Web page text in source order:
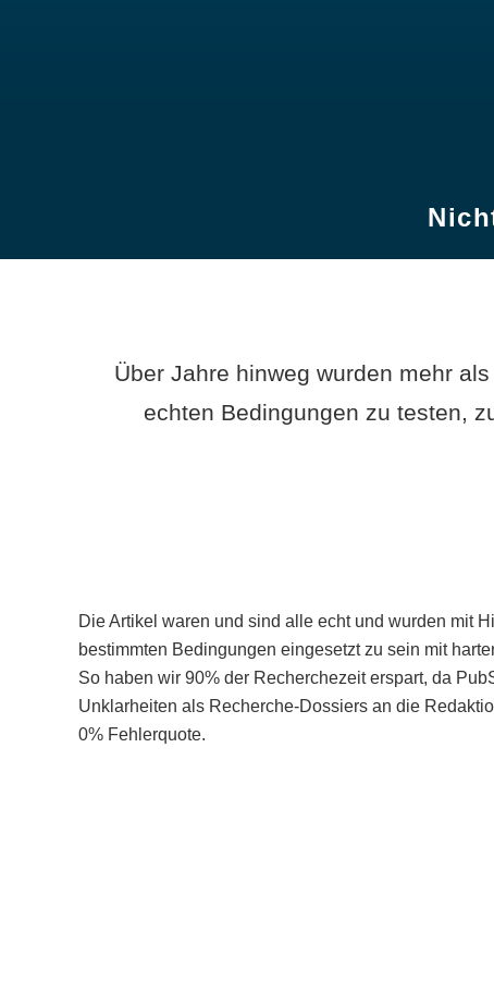
Über Jahre hinweg wurden mehr
echten Bedingungen zu testen,
Die Artikel waren und sind alle echt und wurden mit
bestimmten Bedingungen eingesetzt zu sein mit
So haben wir 90% der Recherchezeit erspart, da
Unklarheiten als Recherche-Dossiers an die
0% Fehlerquote.